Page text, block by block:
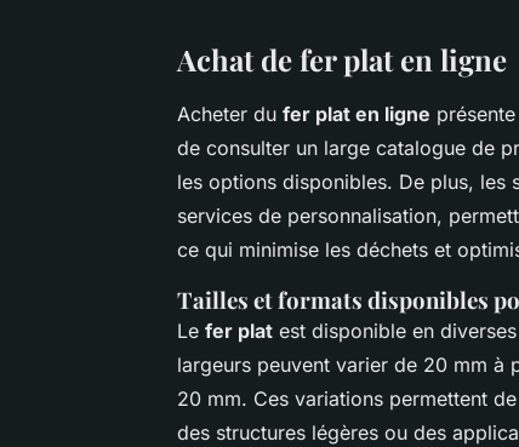
Achat de fer plat en ligne
Acheter du fer plat en ligne
de consulter un large catalogue de
les options disponibles. De plus, les
services de personnalisation,
ce qui minimise les déchets et
Tailles et formats disponibles
Le fer plat est disponible en
largeurs peuvent varier de 20 mm à
20 mm. Ces variations permettent
des structures légères ou des